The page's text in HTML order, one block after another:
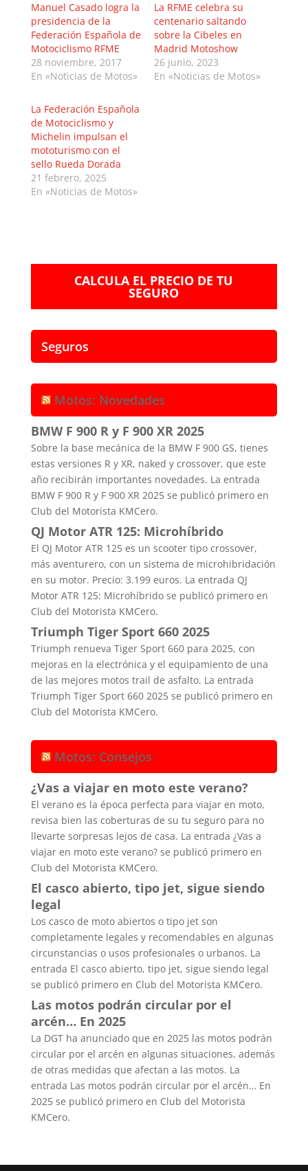
Manuel Casado logra la
presidencia de la
Federación Española de
Motociclismo RFME
28 noviembre, 2017
En «Noticias de Motos»
La RFME celebra su
centenario saltando
sobre la Cibeles en
Madrid Motoshow
26 junio, 2023
En «Noticias de Motos»
La Federación Española
de Motociclismo y
Michelin impulsan el
mototurismo con el
sello Rueda Dorada
21 febrero, 2025
En «Noticias de Motos»
CALCULA EL PRECIO DE TU
SEGURO
Seguros
Motos: Novedades
BMW F 900 R y F 900 XR 2025
Sobre la base mecánica de la BMW F 900 GS, tienes
estas versiones R y XR, naked y crossover, que este
año recibirán importantes novedades. La entrada
BMW F 900 R y F 900 XR 2025 se publicó primero en
Club del Motorista KMCero.
QJ Motor ATR 125: Microhíbrido
El QJ Motor ATR 125 es un scooter tipo crossover,
más aventurero, con un sistema de microhibridación
en su motor. Precio: 3.199 euros. La entrada QJ
Motor ATR 125: Microhíbrido se publicó primero en
Club del Motorista KMCero.
Triumph Tiger Sport 660 2025
Triumph renueva Tiger Sport 660 para 2025, con
mejoras en la electrónica y el equipamiento de una
de las mejores motos trail de asfalto. La entrada
Triumph Tiger Sport 660 2025 se publicó primero en
Club del Motorista KMCero.
Motos: Consejos
¿Vas a viajar en moto este verano?
El verano es la época perfecta para viajar en moto,
revisa bien las coberturas de su tu seguro para no
llevarte sorpresas lejos de casa. La entrada ¿Vas a
viajar en moto este verano? se publicó primero en
Club del Motorista KMCero.
El casco abierto, tipo jet, sigue siendo
legal
Los casco de moto abiertos o tipo jet son
completamente legales y recomendables en algunas
circunstancias o usos profesionales o urbanos. La
entrada El casco abierto, tipo jet, sigue siendo legal
se publicó primero en Club del Motorista KMCero.
Las motos podrán circular por el
arcén… En 2025
La DGT ha anunciado que en 2025 las motos podrán
circular por el arcén en algunas situaciones, además
de otras medidas que afectan a las motos. La
entrada Las motos podrán circular por el arcén… En
2025 se publicó primero en Club del Motorista
KMCero.